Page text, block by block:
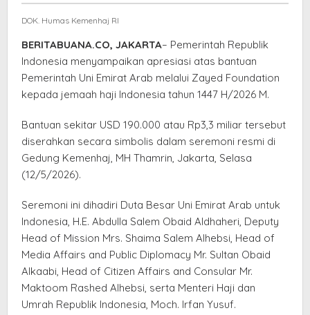
162
Haji
Indonesia
DOK. Humas Kemenhaj RI
BERITABUANA.CO, JAKARTA– Pemerintah Republik
Indonesia menyampaikan apresiasi atas bantuan
Pemerintah Uni Emirat Arab melalui Zayed Foundation
kepada jemaah haji Indonesia tahun 1447 H/2026 M.
Bantuan sekitar USD 190.000 atau Rp3,3 miliar tersebut
diserahkan secara simbolis dalam seremoni resmi di
Gedung Kemenhaj, MH Thamrin, Jakarta, Selasa
(12/5/2026).
Seremoni ini dihadiri Duta Besar Uni Emirat Arab untuk
Indonesia, H.E. Abdulla Salem Obaid Aldhaheri, Deputy
Head of Mission Mrs. Shaima Salem Alhebsi, Head of
Media Affairs and Public Diplomacy Mr. Sultan Obaid
Alkaabi, Head of Citizen Affairs and Consular Mr.
Maktoom Rashed Alhebsi, serta Menteri Haji dan
Umrah Republik Indonesia, Moch. Irfan Yusuf.